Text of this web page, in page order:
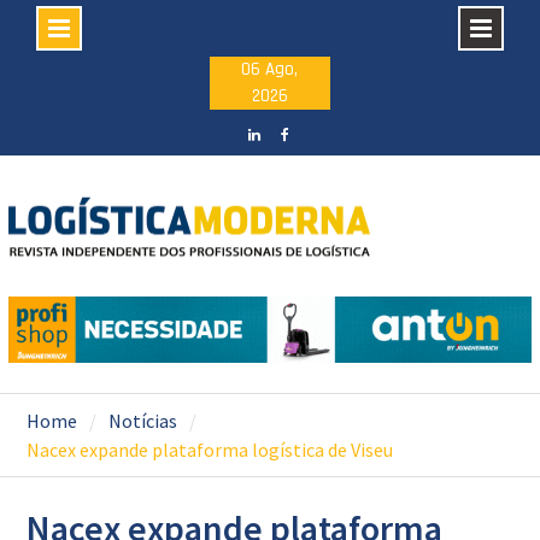
06 Ago,
2026
Home
Notícias
Nacex expande plataforma logística de Viseu
Nacex expande plataforma